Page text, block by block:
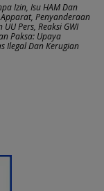
Izin, Isu HAM Dan
, Penyanderaan
UU Pers, Reaksi GWI
Paksa: Upaya
Ilegal Dan Kerugian